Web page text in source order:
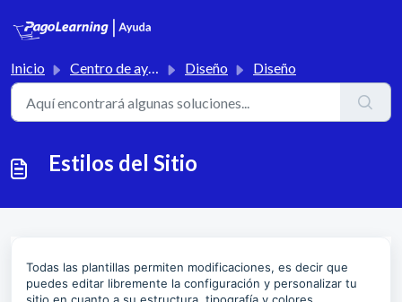
Inicio Centro de ayuda Diseño Diseño
Estilos del Sitio
Todas las plantillas permiten modificaciones, es decir que
puedes editar libremente la configuración y personalizar tu